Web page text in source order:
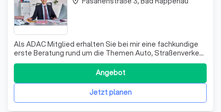
Als ADAC Mitglied erhalten Sie bei mir eine fachkundige
erste Beratung rund um die Themen Auto, Straßenverkehr
und Reise. Die Kosten dieser Beratung sind bereits im
ADAC Mitgliedsbeitrag enthalten. Als unabhängiger und
frei praktizierender Rechtsanwalt bin ich auch für den
ADAC tätig. Als ADAC VertJetzt planen
Angebot